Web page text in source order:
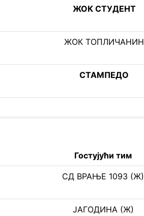
ЖОК СТУДЕНТ
ЖОК ТОПЛИЧАНИН
СТАМПЕДО
Гостујући тим
СД ВРАЊЕ 1093 (Ж)
ЈАГОДИНА (Ж)